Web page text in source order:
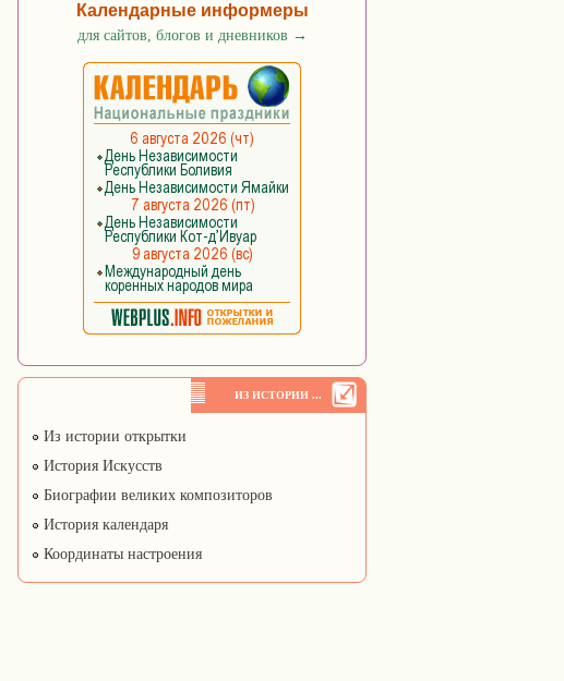
Календарные информеры
для сайтов, блогов и дневников →
ИЗ ИСТОРИИ ...
Из истории открытки
История Искусств
Биографии великих композиторов
История календаря
Координаты настроения